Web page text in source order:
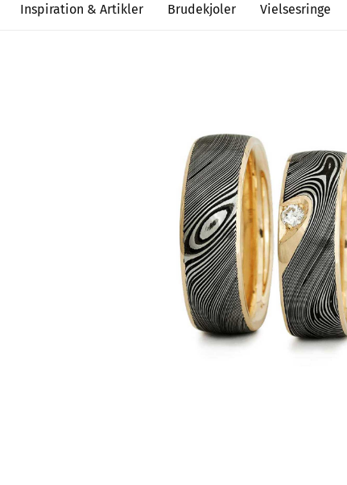
Inspiration & Artikler Brudekjoler Vielsesringe